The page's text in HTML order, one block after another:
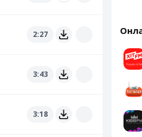
2:27
3:43
3:18